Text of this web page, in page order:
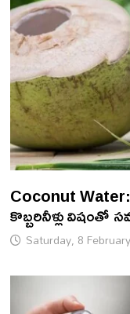
Coconut
కొబ్బరినీళ్లు విషంతో
Saturday, 8